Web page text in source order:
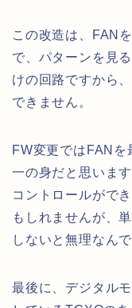
この改造は、FAN
で、パターンを見
けの回路ですから
できません。
FW変更ではFANを
一の身だと思いま
コントロールがで
もしれませんが、
しないと無理なんで
最後に、デジタル